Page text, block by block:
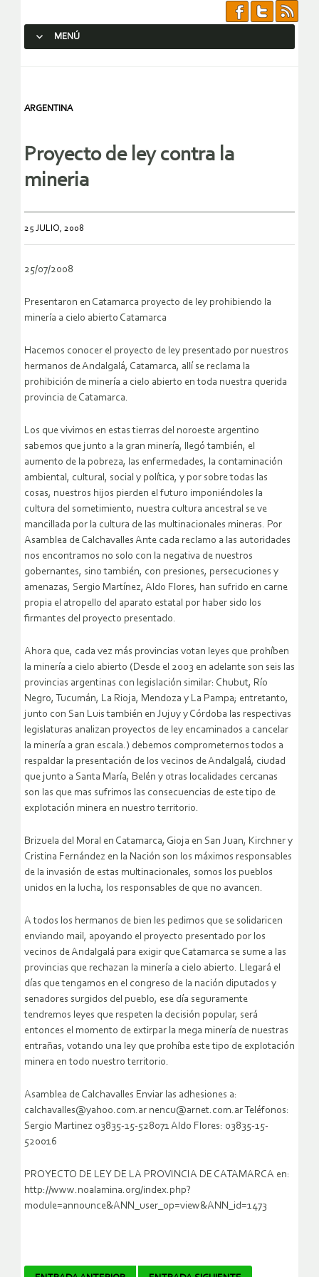
MENÚ
ARGENTINA
Proyecto de ley contra la
mineria
25 JULIO, 2008
25/07/2008
Presentaron en Catamarca proyecto de ley prohibiendo la
minería a cielo abierto Catamarca
Hacemos conocer el proyecto de ley presentado por nuestros
hermanos de Andalgalá, Catamarca, allí se reclama la
prohibición de minería a cielo abierto en toda nuestra querida
provincia de Catamarca.
Los que vivimos en estas tierras del noroeste argentino
sabemos que junto a la gran minería, llegó también, el
aumento de la pobreza, las enfermedades, la contaminación
ambiental, cultural, social y política, y por sobre todas las
cosas, nuestros hijos pierden el futuro imponiéndoles la
cultura del sometimiento, nuestra cultura ancestral se ve
mancillada por la cultura de las multinacionales mineras. Por
Asamblea de Calchavalles Ante cada reclamo a las autoridades
nos encontramos no solo con la negativa de nuestros
gobernantes, sino también, con presiones, persecuciones y
amenazas, Sergio Martínez, Aldo Flores, han sufrido en carne
propia el atropello del aparato estatal por haber sido los
firmantes del proyecto presentado.
Ahora que, cada vez más provincias votan leyes que prohíben
la minería a cielo abierto (Desde el 2003 en adelante son seis las
provincias argentinas con legislación similar: Chubut, Río
Negro, Tucumán, La Rioja, Mendoza y La Pampa; entretanto,
junto con San Luis también en Jujuy y Córdoba las respectivas
legislaturas analizan proyectos de ley encaminados a cancelar
la minería a gran escala.) debemos comprometernos todos a
respaldar la presentación de los vecinos de Andalgalá, ciudad
que junto a Santa María, Belén y otras localidades cercanas
son las que mas sufrimos las consecuencias de este tipo de
explotación minera en nuestro territorio.
Brizuela del Moral en Catamarca, Gioja en San Juan, Kirchner y
Cristina Fernández en la Nación son los máximos responsables
de la invasión de estas multinacionales, somos los pueblos
unidos en la lucha, los responsables de que no avancen.
A todos los hermanos de bien les pedimos que se solidaricen
enviando mail, apoyando el proyecto presentado por los
vecinos de Andalgalá para exigir que Catamarca se sume a las
provincias que rechazan la minería a cielo abierto. Llegará el
días que tengamos en el congreso de la nación diputados y
senadores surgidos del pueblo, ese día seguramente
tendremos leyes que respeten la decisión popular, será
entonces el momento de extirpar la mega minería de nuestras
entrañas, votando una ley que prohíba este tipo de explotación
minera en todo nuestro territorio.
Asamblea de Calchavalles Enviar las adhesiones a:
calchavalles@yahoo.com.ar nencu@arnet.com.ar Teléfonos:
Sergio Martinez 03835-15-528071 Aldo Flores: 03835-15-
520016
PROYECTO DE LEY DE LA PROVINCIA DE CATAMARCA en:
http://www.noalamina.org/index.php?
module=announce&ANN_user_op=view&ANN_id=1473